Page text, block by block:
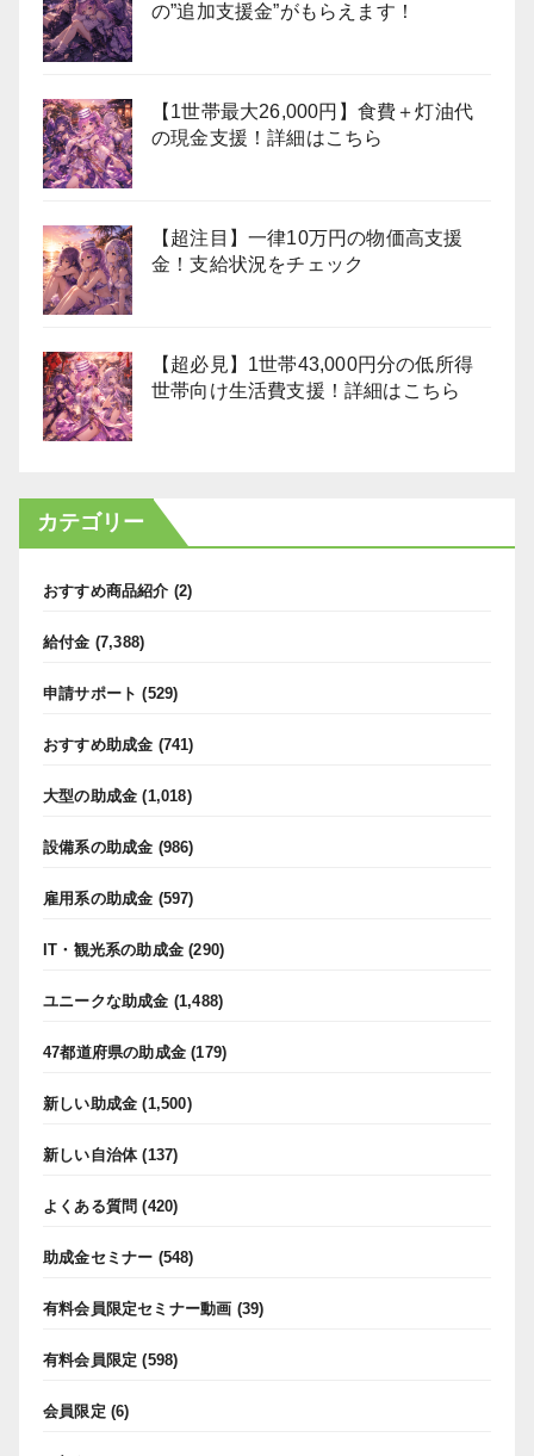
の”追加支援金”がもらえます！
【1世帯最大26,000円】食費＋灯油代
の現金支援！詳細はこちら
【超注目】一律10万円の物価高支援
金！支給状況をチェック
【超必見】1世帯43,000円分の低所得
世帯向け生活費支援！詳細はこちら
カテゴリー
おすすめ商品紹介 (2)
給付金 (7,388)
申請サポート (529)
おすすめ助成金 (741)
大型の助成金 (1,018)
設備系の助成金 (986)
雇用系の助成金 (597)
IT・観光系の助成金 (290)
ユニークな助成金 (1,488)
47都道府県の助成金 (179)
新しい助成金 (1,500)
新しい自治体(137)
よくある質問 (420)
助成金セミナー (548)
有料会員限定セミナー動画 (39)
有料会員限定 (598)
会員限定 (6)